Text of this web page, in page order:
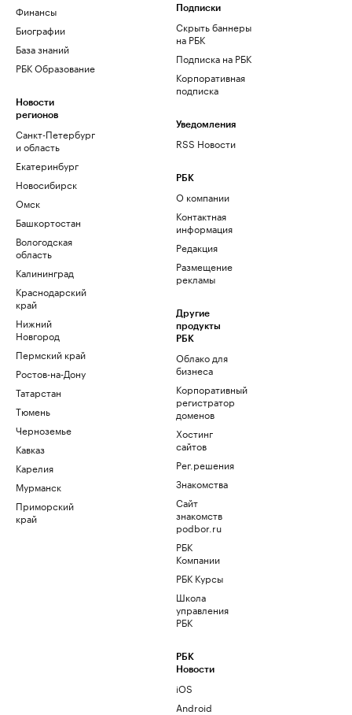
Финансы
Биографии
База знаний
РБК Образование
Новости
регионов
Санкт-Петербург
и область
Екатеринбург
Новосибирск
Омск
Башкортостан
Вологодская
область
Калининград
Краснодарский
край
Нижний
Новгород
Пермский край
Ростов-на-Дону
Татарстан
Тюмень
Черноземье
Кавказ
Карелия
Мурманск
Приморский
край
Подписки
Скрыть баннеры
на РБК
Подписка на РБК
Корпоративная
подписка
Уведомления
RSS Новости
РБК
О компании
Контактная
информация
Редакция
Размещение
рекламы
Другие
продукты
РБК
Облако для
бизнеса
Корпоративный
регистратор
доменов
Хостинг
сайтов
Рег.решения
Знакомства
Сайт
знакомств
podbor.ru
РБК
Компании
РБК Курсы
Школа
управления
РБК
РБК
Новости
iOS
Android